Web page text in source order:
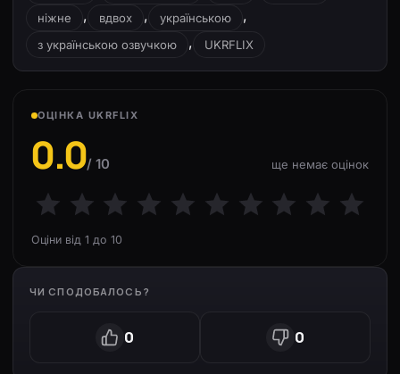
ніжне , вдвох , українською ,
з українською озвучкою , UKRFLIX
ОЦІНКА UKRFLIX
0.0/ 10 ще немає оцінок
Оціни від 1 до 10
ЧИ СПОДОБАЛОСЬ?
0 0